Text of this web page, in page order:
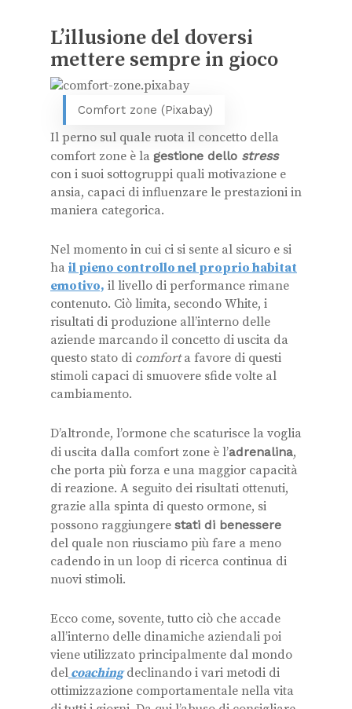
L’illusione del doversi
mettere sempre in gioco
Comfort zone (Pixabay)
Il perno sul quale ruota il concetto della
comfort zone è la gestione dello stress
con i suoi sottogruppi quali motivazione e
ansia, capaci di influenzare le prestazioni in
maniera categorica.
Nel momento in cui ci si sente al sicuro e si
ha il pieno controllo nel proprio habitat
emotivo, il livello di performance rimane
contenuto. Ciò limita, secondo White, i
risultati di produzione all’interno delle
aziende marcando il concetto di uscita da
questo stato di comforta favore di questi
stimoli capaci di smuovere sfide volte al
cambiamento.
D’altronde, l’ormone che scaturisce la voglia
di uscita dalla comfort zone è l’adrenalina,
che porta più forza e una maggior capacità
di reazione. A seguito dei risultati ottenuti,
grazie alla spinta di questo ormone, si
possono raggiungere stati di benessere
del quale non riusciamo più fare a meno
cadendo in un loop di ricerca continua di
nuovi stimoli.
Ecco come, sovente, tutto ciò che accade
all’interno delle dinamiche aziendali poi
viene utilizzato principalmente dal mondo
del coachingdeclinando i vari metodi di
ottimizzazione comportamentale nella vita